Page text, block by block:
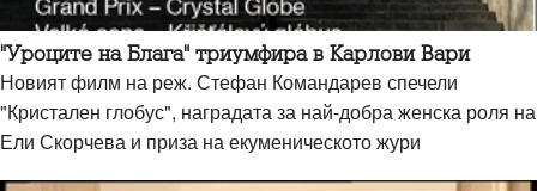
"Уроците на Блага" триумфира в Карлови Вари
Новият филм на реж. Стефан Командарев спечели
"Кристален глобус", наградата за най-добра женска роля на
Ели Скорчева и приза на екуменическото жури